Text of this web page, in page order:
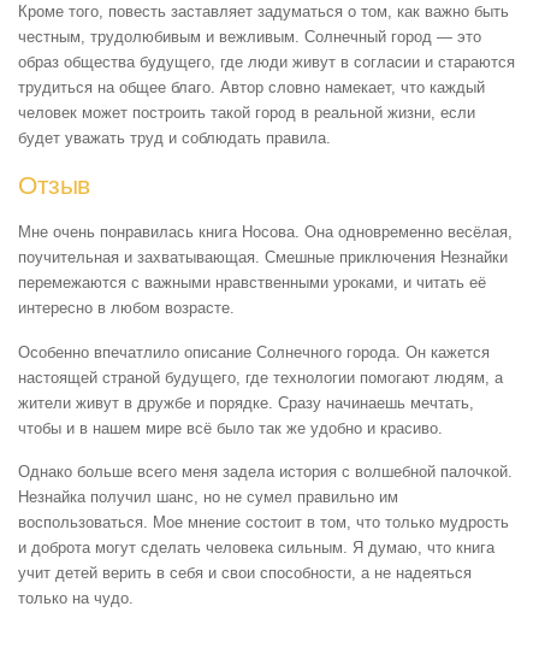
Кроме того, повесть заставляет задуматься о том, как важно быть
честным, трудолюбивым и вежливым. Солнечный город — это
образ общества будущего, где люди живут в согласии и стараются
трудиться на общее благо. Автор словно намекает, что каждый
человек может построить такой город в реальной жизни, если
будет уважать труд и соблюдать правила.
Отзыв
Мне очень понравилась книга Носова. Она одновременно весёлая,
поучительная и захватывающая. Смешные приключения Незнайки
перемежаются с важными нравственными уроками, и читать её
интересно в любом возрасте.
Особенно впечатлило описание Солнечного города. Он кажется
настоящей страной будущего, где технологии помогают людям, а
жители живут в дружбе и порядке. Сразу начинаешь мечтать,
чтобы и в нашем мире всё было так же удобно и красиво.
Однако больше всего меня задела история с волшебной палочкой.
Незнайка получил шанс, но не сумел правильно им
воспользоваться. Мое мнение состоит в том, что только мудрость
и доброта могут сделать человека сильным. Я думаю, что книга
учит детей верить в себя и свои способности, а не надеяться
только на чудо.